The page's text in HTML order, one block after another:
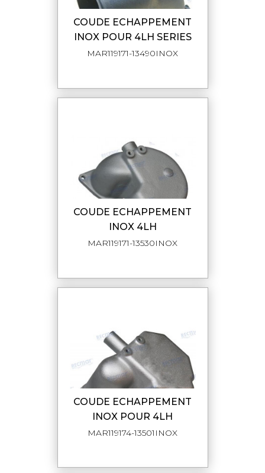
COUDE ECHAPPEMENT
INOX POUR 4LH SERIES
MAR119171-13490INOX
COUDE ECHAPPEMENT
INOX 4LH
MAR119171-13530INOX
COUDE ECHAPPEMENT
INOX POUR 4LH
MAR119174-13501INOX